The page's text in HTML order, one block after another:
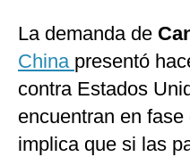
La demanda de
China presentó
contra Estados
encuentran en
implica que si las